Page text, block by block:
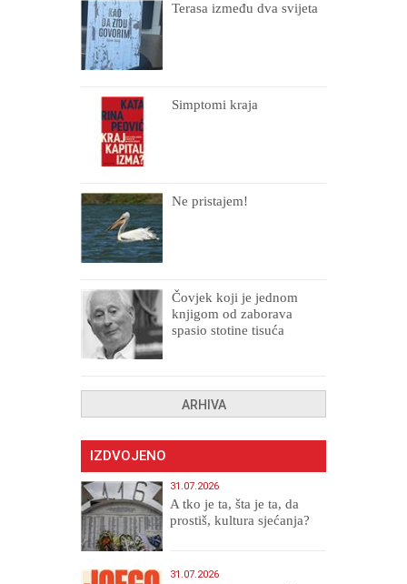
Terasa između dva svijeta
Simptomi kraja
Ne pristajem!
Čovjek koji je jednom
knjigom od zaborava
spasio stotine tisuća
ARHIVA
IZDVOJENO
31.07.2026
A tko je ta, šta je ta, da
prostiš, kultura sjećanja?
31.07.2026